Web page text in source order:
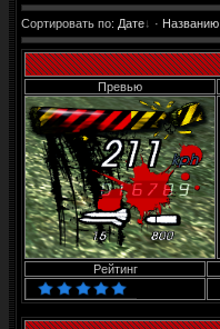
Сортировать по: Дате · Названию
Превью
Рейтинг